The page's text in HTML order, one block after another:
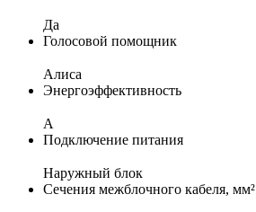
Да
Голосовой помощник
Алиса
Энергоэффективность
A
Подключение питания
Наружный блок
Сечения межблочного кабеля, мм²